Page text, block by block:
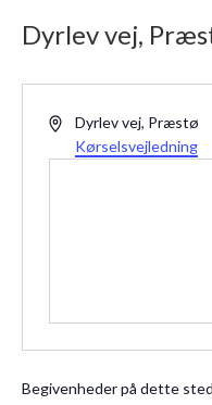
Dyrlev vej,
AdresseDyrlev vej, Præstø
Kørselsvejledning
Begivenheder på dette sted